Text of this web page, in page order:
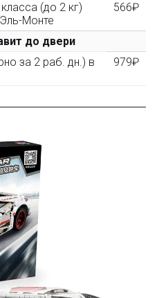
до 10%
сборки купленного
блоге, на сайте,
- и получите
10 000 рублей).
до 100₽
символов) о товаре на
на скидку 50₽ за
отзыв с фото.
150₽
(до 2 кг)
Монте
566₽
до двери
за 2 раб. дн.) в
979₽